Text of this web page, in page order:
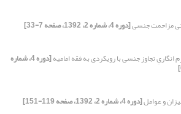
مزاحمت جنسی[دوره 4، شماره 2، 1392، صفحه 7-33]
تجاوز جنسی با رویکردی به فقه امامیه [دوره 4، شماره
و عوامل[دوره 4، شماره 2، 1392، صفحه 119-151]